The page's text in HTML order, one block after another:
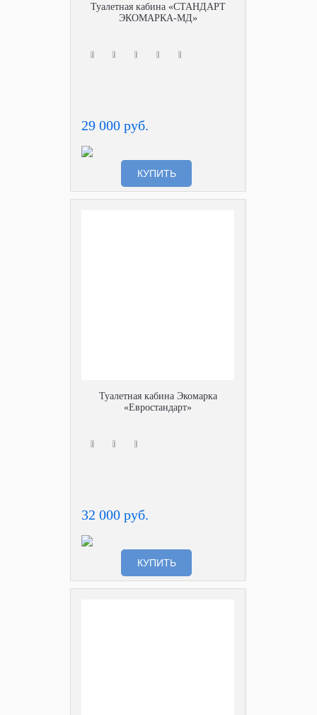
Туалетная кабина «СТАНДАРТ
ЭКОМАРКА-МД»
29 000 руб.
КУПИТЬ
Туалетная кабина Экомарка
«Евростандарт»
32 000 руб.
КУПИТЬ